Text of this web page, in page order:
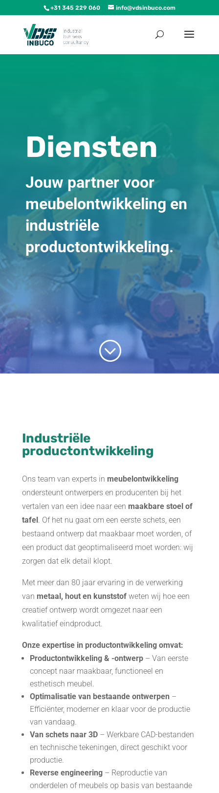
+31 345 229 060 info@vdsinbuco.com
Diensten
Jouw partner voor
meubelontwikkeling en
industriële
productontwikkeling.
;
Industriële
productontwikkeling
Ons team van experts in meubelontwikkeling
ondersteunt ontwerpers en producenten bij het
vertalen van een idee naar een maakbare stoel of
tafel. Of het nu gaat om een eerste schets, een
bestaand ontwerp dat maakbaar moet worden, of
een product dat geoptimaliseerd moet worden: wij
zorgen dat elk detail klopt.
Met meer dan 80 jaar ervaring in de verwerking
van metaal, hout en kunststofweten wij hoe een
creatief ontwerp wordt omgezet naar een
kwalitatief eindproduct.
Onze expertise in productontwikkeling omvat:
Productontwikkeling & -ontwerp– Van eerste
concept naar maakbaar, functioneel en
esthetisch meubel.
Optimalisatie van bestaande ontwerpen –
Efficiënter, moderner en klaar voor de productie
van vandaag.
Van schets naar 3D– Werkbare CAD-bestanden
en technische tekeningen, direct geschikt voor
productie.
Reverse engineering– Reproductie van
onderdelen of meubels op basis van bestaande